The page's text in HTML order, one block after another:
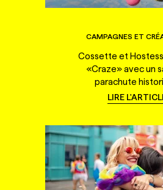
CAMPAGNES ET
Cossette et
«Craze» avec un
parachute
LIRE